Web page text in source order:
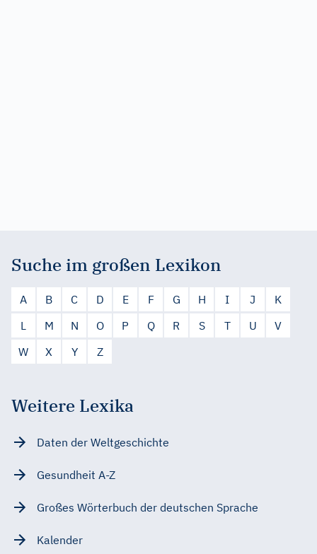
Suche im großen Lexikon
A B C D E F G H I J
K
L
M N O P Q R S T U
V
W
X Y Z
Weitere Lexika
Daten der Weltgeschichte
Gesundheit A-Z
Großes Wörterbuch der deutschen Sprache
Kalender